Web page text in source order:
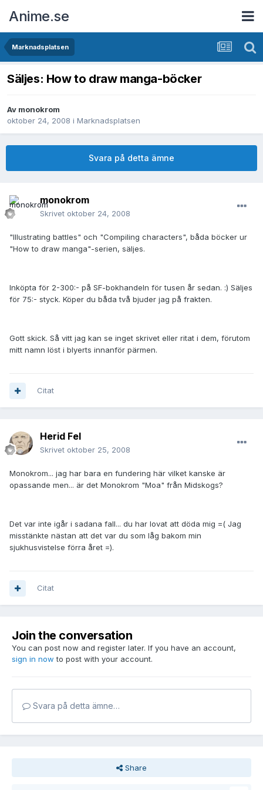
Anime.se
Marknadsplatsen
Säljes: How to draw manga-böcker
Av monokrom
oktober 24, 2008 i Marknadsplatsen
Svara på detta ämne
monokrom
Skrivet oktober 24, 2008
"Illustrating battles" och "Compiling characters", båda böcker ur
"How to draw manga"-serien, säljes.
Inköpta för 2-300:- på SF-bokhandeln för tusen år sedan. :) Säljes
för 75:- styck. Köper du båda två bjuder jag på frakten.
Gott skick. Så vitt jag kan se inget skrivet eller ritat i dem, förutom
mitt namn löst i blyerts innanför pärmen.
Citat
Herid Fel
Skrivet oktober 25, 2008
Monokrom... jag har bara en fundering här vilket kanske är
opassande men... är det Monokrom "Moa" från Midskogs?
Det var inte igår i sadana fall... du har lovat att döda mig =( Jag
misstänkte nästan att det var du som låg bakom min
sjukhusvistelse förra året =).
Citat
Join the conversation
You can post now and register later. If you have an account,
sign in now to post with your account.
Svara på detta ämne…
Share